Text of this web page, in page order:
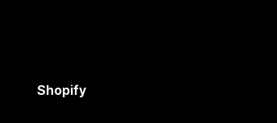
Shopify